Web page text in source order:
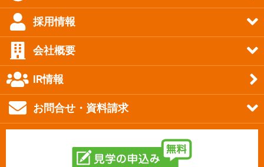
採用情報
会社概要
IR情報
お問合せ・資料請求